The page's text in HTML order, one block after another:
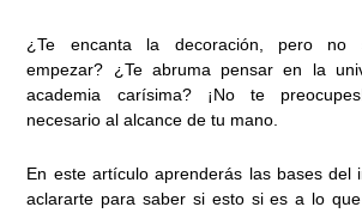
¿Te encanta la decoración, pero no
empezar? ¿Te abruma pensar en la
academia carísima? ¡No te
necesario al alcance de tu mano.
En este artículo aprenderás las bases del
aclararte para saber si esto si es a lo